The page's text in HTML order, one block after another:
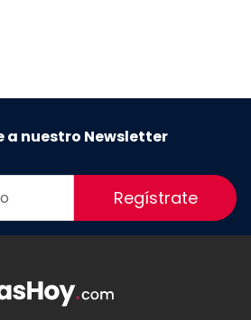
a nuestro Newsletter
Regístrate